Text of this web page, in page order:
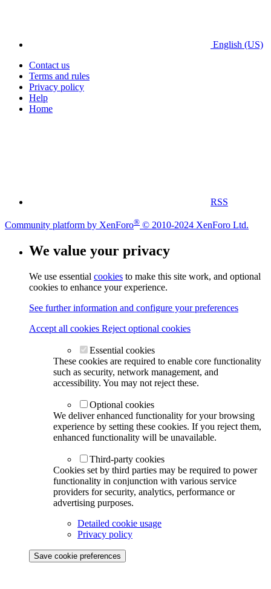
English (US)
Contact us
Terms and rules
Privacy policy
Help
Home
RSS
Community platform by XenForo® © 2010-2024 XenForo Ltd.
We value your privacy
We use essential cookies to make this site work, and optional
cookies to enhance your experience.
See further information and configure your preferences
Accept all cookies Reject optional cookies
Essential cookies
These cookies are required to enable core functionality
such as security, network management, and
accessibility. You may not reject these.
Optional cookies
We deliver enhanced functionality for your browsing
experience by setting these cookies. If you reject them,
enhanced functionality will be unavailable.
Third-party cookies
Cookies set by third parties may be required to power
functionality in conjunction with various service
providers for security, analytics, performance or
advertising purposes.
Detailed cookie usage
Privacy policy
Save cookie preferences